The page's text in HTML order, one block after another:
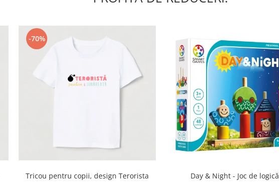
-70%
Tricou pentru copii, design Terorista
Day & Night - Joc de logică